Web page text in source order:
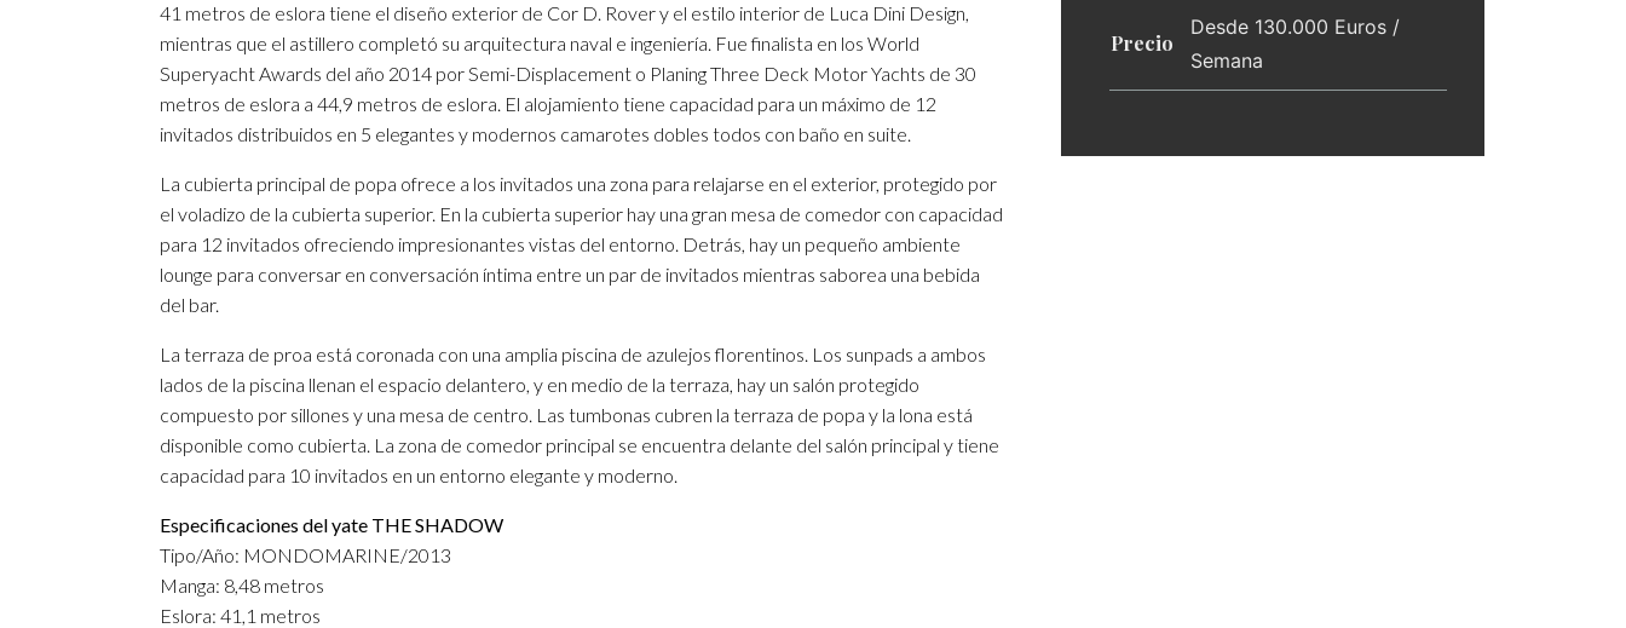
41 metros de eslora tiene el diseño exterior de Cor D. Rover y el estilo interior de Luca Dini Design,
mientras que el astillero completó su arquitectura naval e ingeniería. Fue finalista en los World
Superyacht Awards del año 2014 por Semi-Displacement o Planing Three Deck Motor Yachts de 30
metros de eslora a 44,9 metros de eslora. El alojamiento tiene capacidad para un máximo de 12
invitados distribuidos en 5 elegantes y modernos camarotes dobles todos con baño en suite.
La cubierta principal de popa ofrece a los invitados una zona para relajarse en el exterior, protegido por
el voladizo de la cubierta superior. En la cubierta superior hay una gran mesa de comedor con capacidad
para 12 invitados ofreciendo impresionantes vistas del entorno. Detrás, hay un pequeño ambiente
lounge para conversar en conversación íntima entre un par de invitados mientras saborea una bebida
del bar.
La terraza de proa está coronada con una amplia piscina de azulejos florentinos. Los sunpads a ambos
lados de la piscina llenan el espacio delantero, y en medio de la terraza, hay un salón protegido
compuesto por sillones y una mesa de centro. Las tumbonas cubren la terraza de popa y la lona está
disponible como cubierta. La zona de comedor principal se encuentra delante del salón principal y tiene
capacidad para 10 invitados en un entorno elegante y moderno.
Especificaciones del yate THE SHADOW
Tipo/Año: MONDOMARINE/2013
Manga: 8,48 metros
Eslora: 41,1 metros
Precio
Desde 130.000 Euros /
Semana